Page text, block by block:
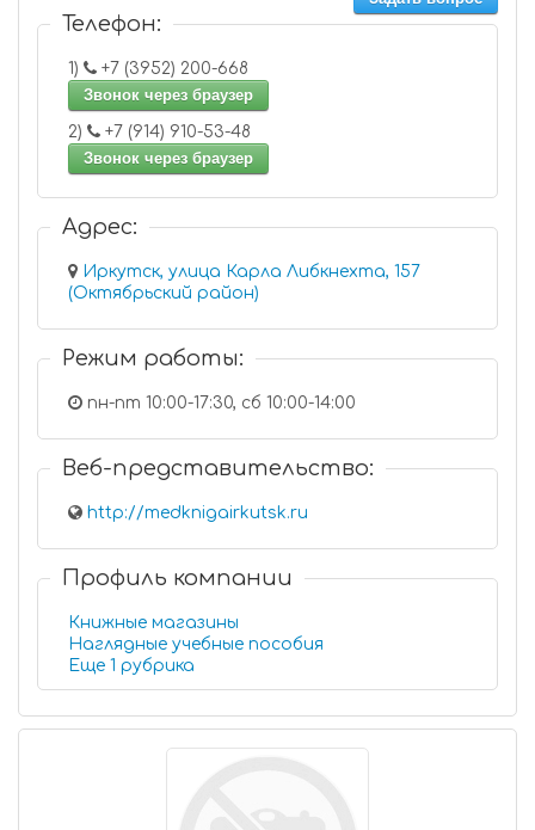
Телефон:
1)
+7 (3952) 200-668
Звонок через браузер
2)
+7 (914) 910-53-48
Звонок через браузер
Адрес:
Иркутск, улица Карла Либкнехта, 157
(Октябрьский район)
Режим работы:
пн-пт 10:00-17:30, сб 10:00-14:00
Веб-представительство:
http://medknigairkutsk.ru
Профиль компании
Книжные магазины
Наглядные учебные пособия
Еще 1 рубрика